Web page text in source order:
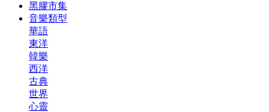
黑膠市集
音樂類型
華語
東洋
韓樂
西洋
古典
世界
心靈